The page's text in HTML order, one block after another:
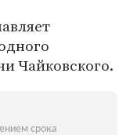
Чайковского.
срока